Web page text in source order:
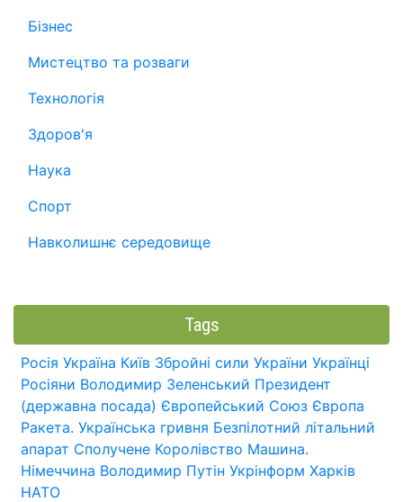
Бізнес
Мистецтво та розваги
Технологія
Здоров'я
Наука
Спорт
Навколишнє середовище
Tags
Росія Україна Київ Збройні сили України Українці
Росіяни Володимир Зеленський Президент
(державна посада) Європейський Союз Європа
Ракета. Українська гривня Безпілотний літальний
апарат Сполучене Королівство Машина.
Німеччина Володимир Путін Укрінформ Харків
НАТО